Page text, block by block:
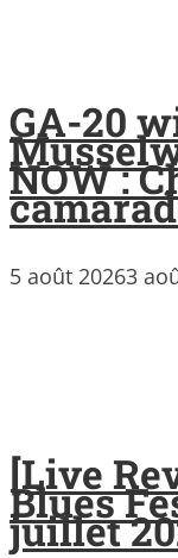
GA-20
NOW :
5 août 20263
[Live
Blues
juillet